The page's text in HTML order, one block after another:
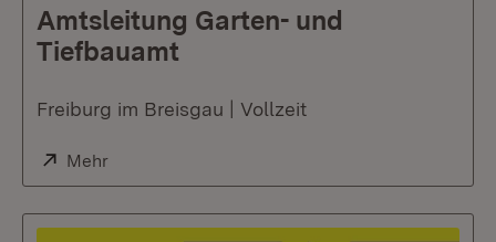
Amtsleitung Garten- und
Tiefbauamt
Freiburg im Breisgau | Vollzeit
Extern:
Mehr(Öffnet in neuem Fenster)